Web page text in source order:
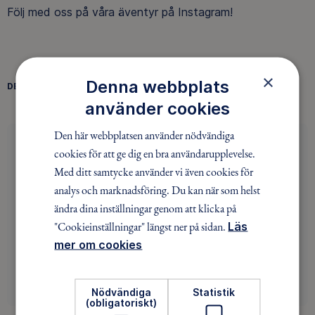
Följ med oss på våra äventyr på Instagram!
DELA
FACEBOOKTWITTERLINKEDIN
Har du drömt om att bli friluftsledare?
Det enda som slår att ta del av äventyret, är att
leda det. Ditt engagemang bidrar till att människor
kommer ut i naturen. Är du redo att bli en av oss?
×
Denna webbplats
använder cookies
Den här webbplatsen använder nödvändiga
cookies för att ge dig en bra användarupplevelse.
Med ditt samtycke använder vi även cookies för
analys och marknadsföring. Du kan när som helst
ändra dina inställningar genom att klicka på
"Cookieinställningar" längst ner på sidan. Läs
mer om cookies
Nödvändiga
(obligatoriskt)
Statistik